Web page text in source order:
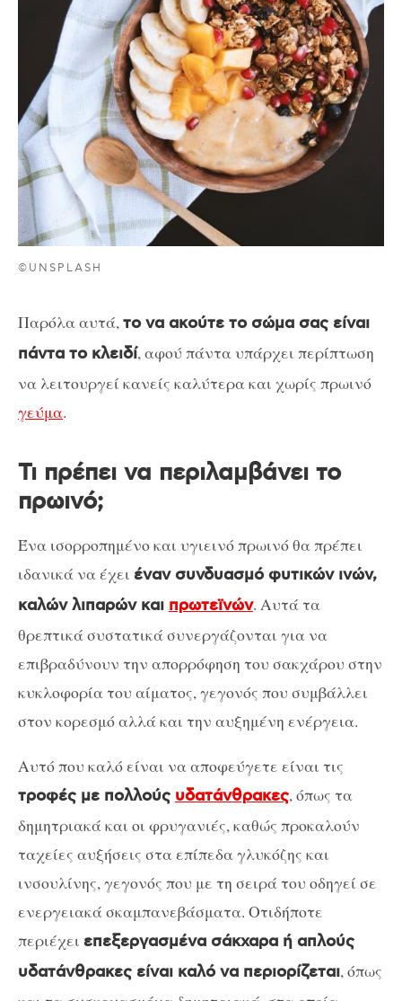
©UNSPLASH
Παρόλα αυτά, το να ακούτε το σώμα σας είναι
πάντα το κλειδί, αφού πάντα υπάρχει περίπτωση
να λειτουργεί κανείς καλύτερα και χωρίς πρωινό
γεύμα.
Τι πρέπει να περιλαμβάνει το
πρωινό;
Ένα ισορροπημένο και υγιεινό πρωινό θα πρέπει
ιδανικά να έχει έναν συνδυασμό φυτικών ινών,
καλών λιπαρών και πρωτεϊνών. Αυτά τα
θρεπτικά συστατικά συνεργάζονται για να
επιβραδύνουν την απορρόφηση του σακχάρου στην
κυκλοφορία του αίματος, γεγονός που συμβάλλει
στον κορεσμό αλλά και την αυξημένη ενέργεια.
Αυτό που καλό είναι να αποφεύγετε είναι τις
τροφές με πολλούς υδατάνθρακες, όπως τα
δημητριακά και οι φρυγανιές, καθώς προκαλούν
ταχείες αυξήσεις στα επίπεδα γλυκόζης και
ινσουλίνης, γεγονός που με τη σειρά του οδηγεί σε
ενεργειακά σκαμπανεβάσματα. Οτιδήποτε
περιέχει επεξεργασμένα σάκχαρα ή απλούς
υδατάνθρακες είναι καλό να περιορίζεται, όπως